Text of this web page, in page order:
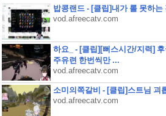
밥콩랜드 - [클립]내가 롤 못하는
vod.afreecatv.com
하요_ - [클립][뻐스시간/지력]
주유련 한번씩만 ...
vod.afreecatv.com
소미의쪽갈비 - [클립]스트님 괴
vod.afreecatv.com